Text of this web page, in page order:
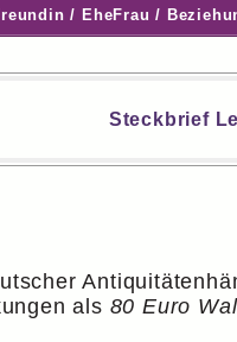
/ EheFrau /
Steckbrief
als 80 Euro